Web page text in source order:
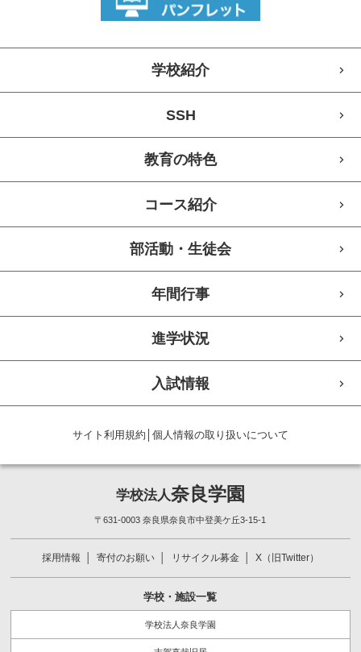
学校紹介
SSH
教育の特色
コース紹介
部活動・生徒会
年間行事
進学状況
入試情報
サイト利用規約 個人情報の取り扱いについて
学校法人奈良学園
〒631-0003 奈良県奈良市中登美ケ丘3-15-1
採用情報 寄付のお願い リサイクル募金 X（旧Twitter）
学校・施設一覧
学校法人奈良学園